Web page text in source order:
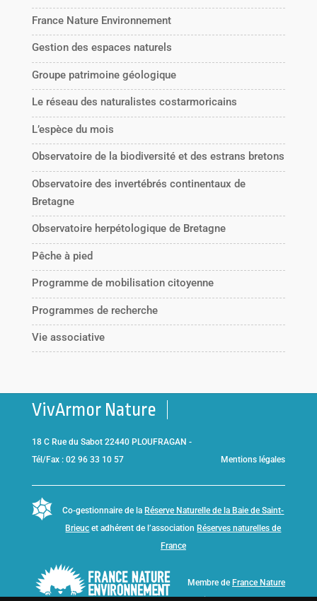
France Nature Environnement
Gestion des espaces naturels
Groupe patrimoine géologique
Le réseau des naturalistes costarmoricains
L’espèce du mois
Observatoire de la biodiversité et des estrans bretons
Observatoire des invertébrés continentaux de
Bretagne
Observatoire herpétologique de Bretagne
Pêche à pied
Programme de mobilisation citoyenne
Programmes de recherche
Vie associative
VivArmor Nature
18 C Rue du Sabot 22440 PLOUFRAGAN -
Tél/Fax : 02 96 33 10 57
Mentions légales
Co-gestionnaire de la Réserve Naturelle de la Baie de Saint-
Brieuc et adhérent de l’association Réserves naturelles de
France
Membre de France Nature